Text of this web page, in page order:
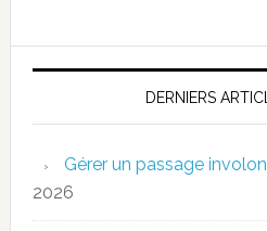
DERNIERS
Gérer un passage
2026